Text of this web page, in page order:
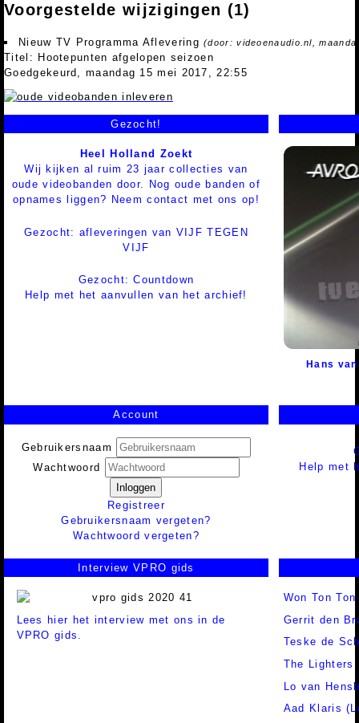
Voorgestelde wijzigingen (1)
Nieuw TV Programma Aflevering(door: videoenaudio.nl,
Titel: Hootepunten afgelopen seizoen
Goedgekeurd, maandag 15 mei 2017, 22:55
Gezocht!
Heel Holland Zoekt
Wij kijken al ruim 23 jaar collecties van
oude videobanden door. Nog oude banden of
opnames liggen? Neem contact met ons op!
Gezocht: afleveringen van VIJF TEGEN
VIJF
Gezocht: Countdown
Help met het aanvullen van het archief!
Hans
Account
Gebruikersnaam
Wachtwoord
Inloggen
Registreer
Gebruikersnaam vergeten?
Wachtwoord vergeten?
Help met
Interview VPRO gids
Lees hier het interview met ons in de
VPRO gids.
Won Ton Ton
Gerrit den
Teske de
The Lighters
Lo van
Aad Klaris